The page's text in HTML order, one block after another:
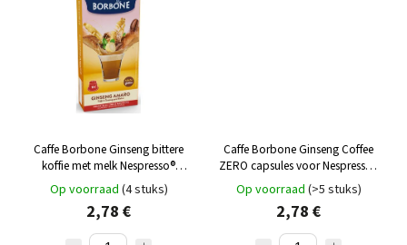
Caffe Borbone Ginseng bittere
koffie met melk Nespresso®
capsules 10st
Op voorraad (4 stuks)
2,78 €
Caffe Borbone Ginseng Coffee
ZERO capsules voor Nespresso®
10st
Op voorraad (>5 stuks)
2,78 €